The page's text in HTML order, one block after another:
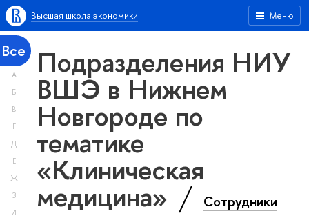
Меню
Высшая школа экономики
Все
А
Б
В
Г
Д
Е
Ж
З
И
Подразделения НИУ
ВШЭ в Нижнем
Новгороде по
тематике
«Клиническая
медицина» Сотрудники